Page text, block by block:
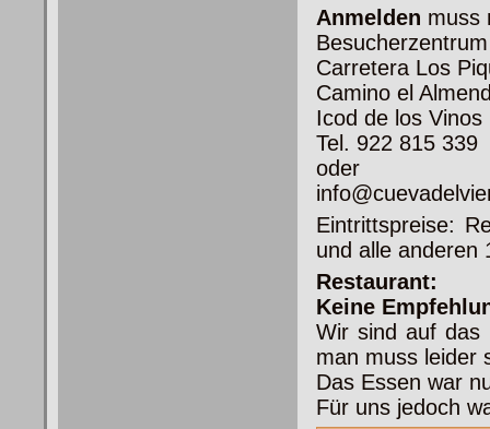
Anmelden muss
Carretera Los
Camino el
Icod de los Vinos
Tel. 922 815 339
oder
Eintrittspreise:
und alle anderen
Restaurant:
Keine
Wir sind auf das
man muss leider
Das Essen war
Für uns jedoch